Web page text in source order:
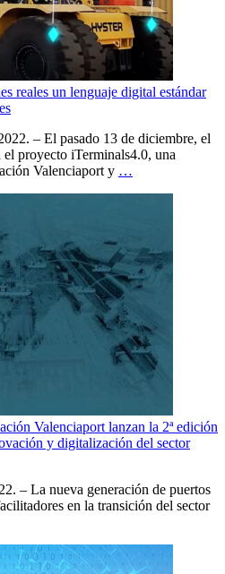
reales un lenguaje digital estándar
– El pasado 13 de diciembre, el
proyecto iTerminals4.0, una
Valenciaport y …
Valenciaport lanzan la 2ª edición
y digitalización del sector
– La nueva generación de puertos
en la transición del sector